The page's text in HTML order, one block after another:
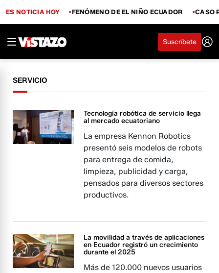
ES NOTICIA HOY FENÓMENO DE EL NIÑO ECUADOR CASO
Suscríbete
SERVICIO
Tecnología robótica de servicio llega
al mercado ecuatoriano
La empresa Kennon Robotics
presentó seis modelos de robots
para entrega de comida,
limpieza, publicidad y carga,
pensados para diversos sectores
productivos.
La movilidad a través de aplicaciones
en Ecuador registró un crecimiento
durante el 2025
Más de 120.000 nuevos usuarios